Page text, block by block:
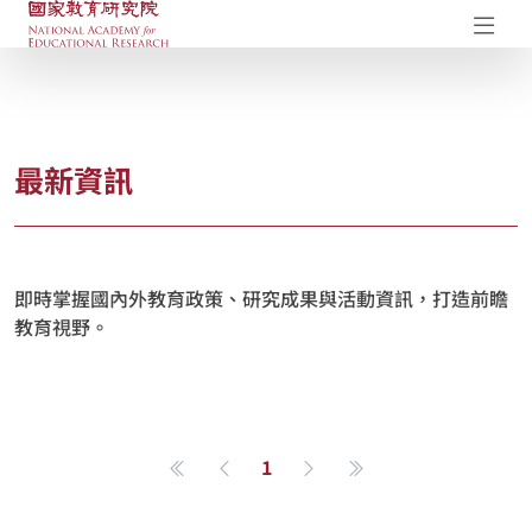
國家教育研究院-研究成果典藏庫
最新資訊
即時掌握國內外教育政策、研究成果與活動資訊，打造前瞻
教育視野。
第一頁上一頁
1 下一頁最後一頁